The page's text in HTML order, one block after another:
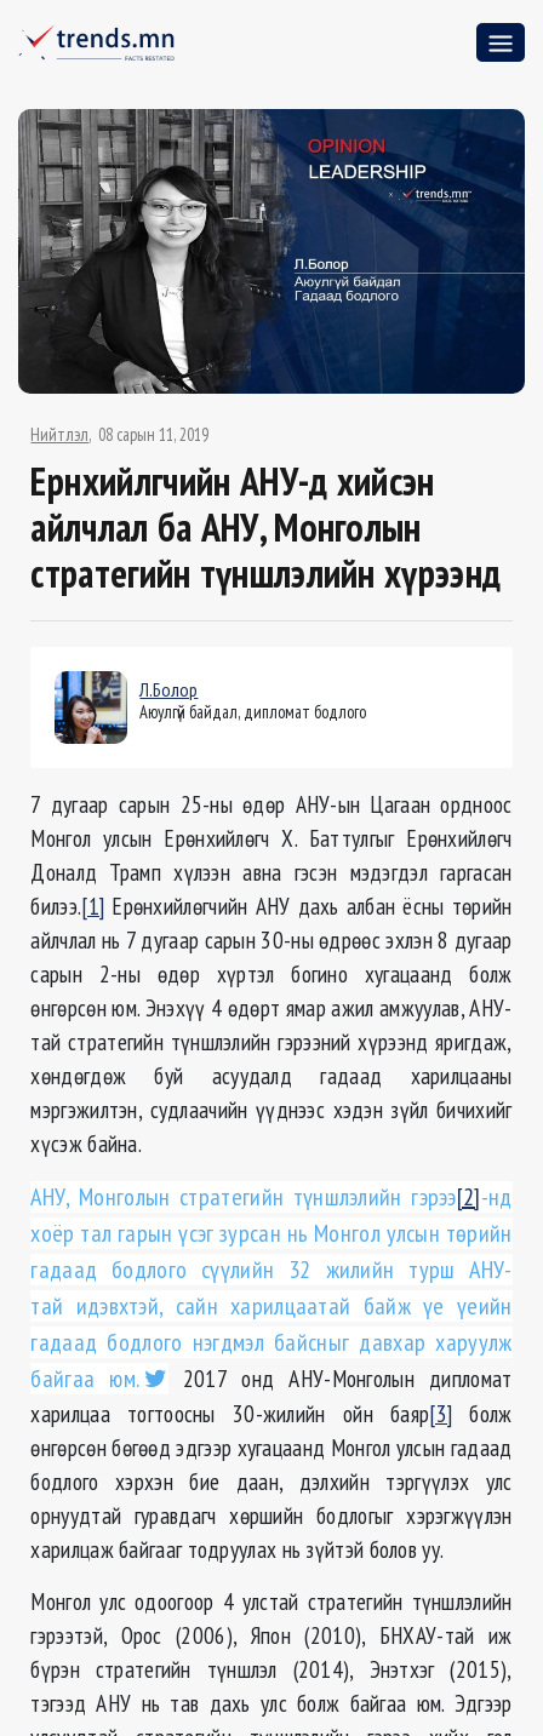
Нийтлэл 08 сарын 11, 2019
Ерөнхийлөгчийн АНУ-д хийсэн
айлчлал ба АНУ, Монголын
стратегийн түншлэлийн хүрээнд
Л.Болор
Аюулгүй байдал, дипломат бодлого
7 дугаар сарын 25-ны өдөр АНУ-ын Цагаан ордноос
Монгол улсын Ерөнхийлөгч Х. Баттулгыг Ерөнхийлөгч
Доналд Трамп хүлээн авна гэсэн мэдэгдэл гаргасан
билээ.[1] Ерөнхийлөгчийн АНУ дахь албан ёсны төрийн
айлчлал нь 7 дугаар сарын 30-ны өдрөөс эхлэн 8 дугаар
сарын 2-ны өдөр хүртэл богино хугацаанд болж
өнгөрсөн юм. Энэхүү 4 өдөрт ямар ажил амжуулав, АНУ-
тай стратегийн түншлэлийн гэрээний хүрээнд яригдаж,
хөндөгдөж буй асуудалд гадаад харилцааны
мэргэжилтэн, судлаачийн үүднээс хэдэн зүйл бичихийг
хүсэж байна.
АНУ, Монголын стратегийн түншлэлийн гэрээ[2]-нд
хоёр тал гарын үсэг зурсан нь Монгол улсын төрийн
гадаад бодлого сүүлийн 32 жилийн турш АНУ-
тай идэвхтэй, сайн харилцаатай байж үе үеийн
гадаад бодлого нэгдмэл байсныг давхар харуулж
байгаа юм.
2017 онд АНУ-Монголын дипломат
харилцаа тогтоосны 30-жилийн ойн баяр[3] болж
өнгөрсөн бөгөөд эдгээр хугацаанд Монгол улсын гадаад
бодлого хэрхэн бие даан, дэлхийн тэргүүлэх улс
орнуудтай гуравдагч хөршийн бодлогыг хэрэгжүүлэн
харилцаж байгааг тодруулах нь зүйтэй болов уу.
Монгол улс одоогоор 4 улстай стратегийн түншлэлийн
гэрээтэй, Орос (2006), Япон (2010), БНХАУ-тай иж
бүрэн стратегийн түншлэл (2014), Энэтхэг (2015),
тэгээд АНУ нь тав дахь улс болж байгаа юм. Эдгээр